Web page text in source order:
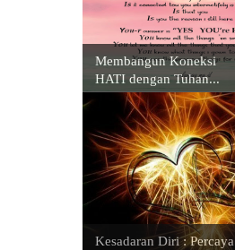
Membangun Koneksi
HATI dengan Tuhan...
Kesadaran Diri : Percaya